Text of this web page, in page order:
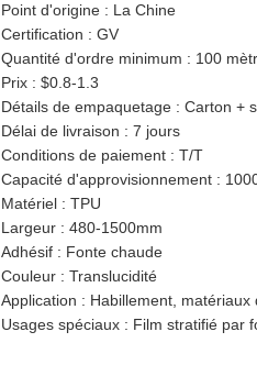
Point d'origine : La Chine
Certification : GV
Quantité d'ordre minimum : 100
Prix : $0.8-1.3
Détails de empaquetage : Carton +
Délai de livraison : 7 jours
Conditions de paiement : T/T
Capacité d'approvisionnement :
Matériel : TPU
Largeur : 480-1500mm
Adhésif : Fonte chaude
Couleur : Translucidité
Application : Habillement, matériaux
Usages spéciaux : Film stratifié par